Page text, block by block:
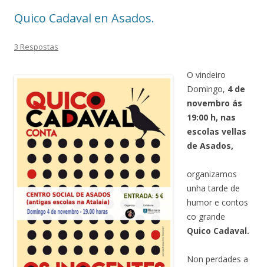
Quico Cadaval en Asados.
3 Respostas
O vindeiro
Domingo, 4 de
novembro ás
19:00 h, nas
escolas vellas
de Asados,
organizamos
unha tarde de
humor e contos
co grande
Quico Cadaval.
Non perdades a